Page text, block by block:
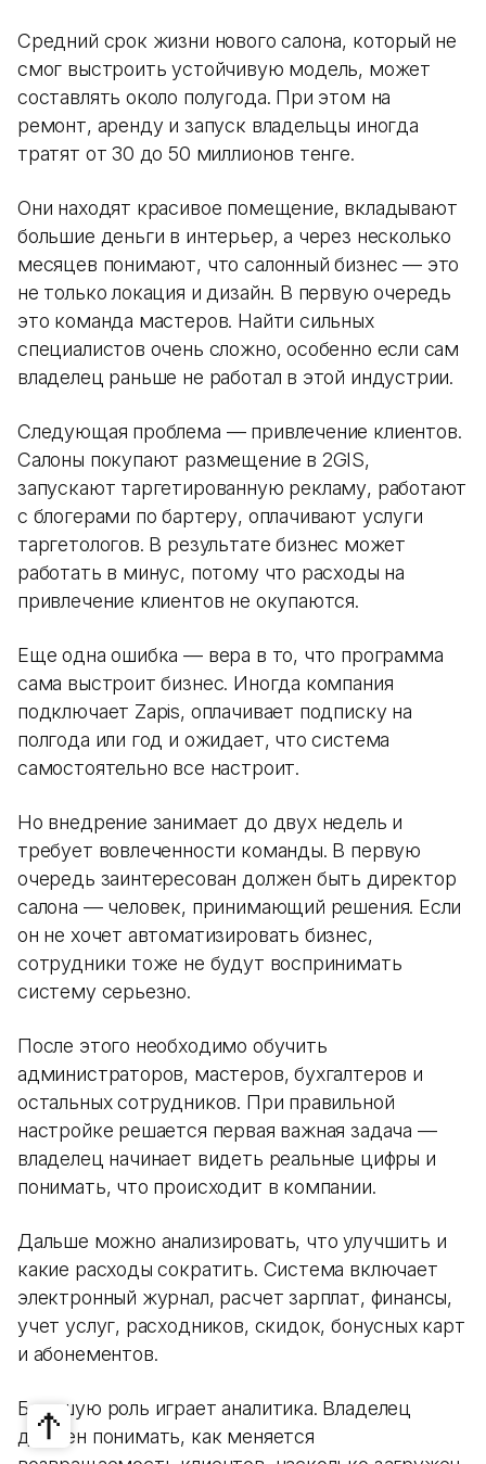
Средний срок жизни нового салона, который не
смог выстроить устойчивую модель, может
составлять около полугода. При этом на
ремонт, аренду и запуск владельцы иногда
тратят от 30 до 50 миллионов тенге.
Они находят красивое помещение, вкладывают
большие деньги в интерьер, а через несколько
месяцев понимают, что салонный бизнес — это
не только локация и дизайн. В первую очередь
это команда мастеров. Найти сильных
специалистов очень сложно, особенно если сам
владелец раньше не работал в этой индустрии.
Следующая проблема — привлечение клиентов.
Салоны покупают размещение в 2GIS,
запускают таргетированную рекламу, работают
с блогерами по бартеру, оплачивают услуги
таргетологов. В результате бизнес может
работать в минус, потому что расходы на
привлечение клиентов не окупаются.
Еще одна ошибка — вера в то, что программа
сама выстроит бизнес. Иногда компания
подключает Zapis, оплачивает подписку на
полгода или год и ожидает, что система
самостоятельно все настроит.
Но внедрение занимает до двух недель и
требует вовлеченности команды. В первую
очередь заинтересован должен быть директор
салона — человек, принимающий решения. Если
он не хочет автоматизировать бизнес,
сотрудники тоже не будут воспринимать
систему серьезно.
После этого необходимо обучить
администраторов, мастеров, бухгалтеров и
остальных сотрудников. При правильной
настройке решается первая важная задача —
владелец начинает видеть реальные цифры и
понимать, что происходит в компании.
Дальше можно анализировать, что улучшить и
какие расходы сократить. Система включает
электронный журнал, расчет зарплат, финансы,
учет услуг, расходников, скидок, бонусных карт
и абонементов.
Большую роль играет аналитика. Владелец
должен понимать, как меняется